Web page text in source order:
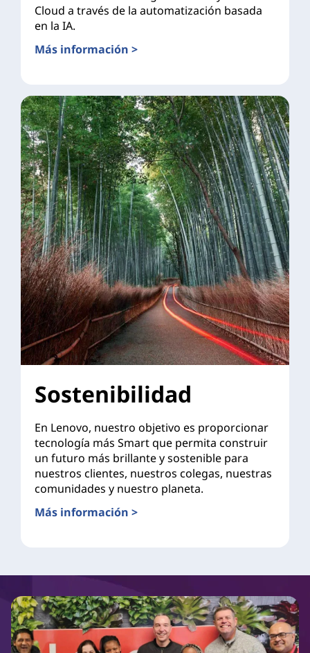
Cloud a través de la automatización basada
en la IA.
Más información >
Sostenibilidad
En Lenovo, nuestro objetivo es proporcionar
tecnología más Smart que permita construir
un futuro más brillante y sostenible para
nuestros clientes, nuestros colegas, nuestras
comunidades y nuestro planeta.
Más información >